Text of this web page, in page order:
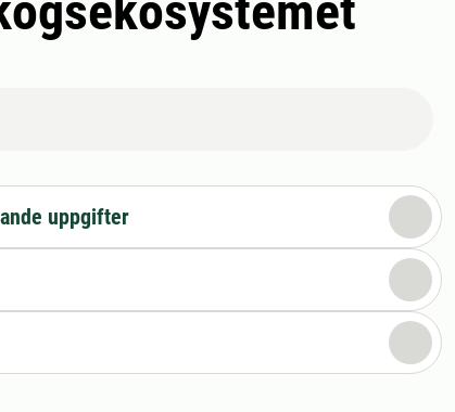
uppgifter